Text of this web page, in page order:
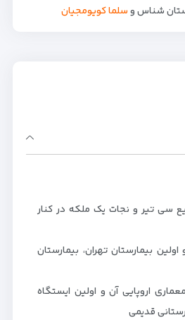
شناس وسلما کویومجیان
سی تیر و نجات یک ملکه در کنار
اولین بیمارستان تهران، بیمارستان
اروپایی آن و اولین ایستگاه
قدیمی